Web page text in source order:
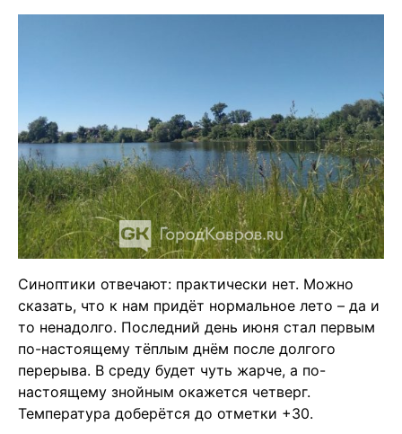
Синоптики отвечают: практически нет. Можно
сказать, что к нам придёт нормальное лето – да и
то ненадолго. Последний день июня стал первым
по-настоящему тёплым днём после долгого
перерыва. В среду будет чуть жарче, а по-
настоящему знойным окажется четверг.
Температура доберётся до отметки +30.